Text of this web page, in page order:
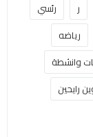
ر
رئسي
رياضه
وانشطة
رايحين